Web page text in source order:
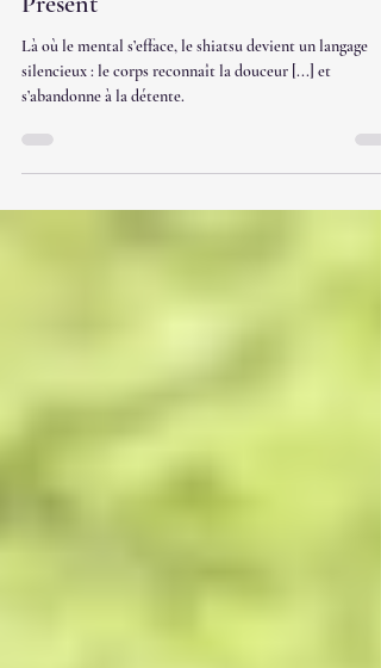
Maladie d'Alzheimer : le souffle du
Présent
Là où le mental s’efface, le shiatsu devient un langage
s’abandonne à la détente.